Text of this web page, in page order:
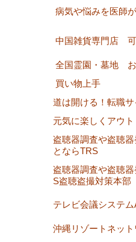
病気や悩みを医師
中国雑貨専門店
全国霊園・墓地
買い物上手
道は開ける！転職
元気に楽しくアウト
盗聴器調査や盗聴器
とならTRS
盗聴器調査や盗聴
S盗聴盗撮対策本部
テレビ会議システム
沖縄リゾートネット